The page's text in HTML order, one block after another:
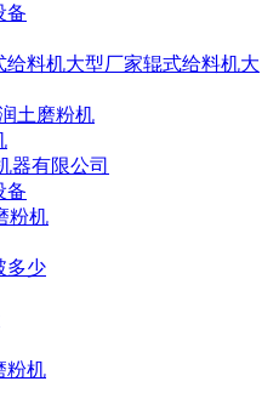
备
料机大型厂家辊式给料机大
土磨粉机
器有限公司
备
粉机
多少
粉机